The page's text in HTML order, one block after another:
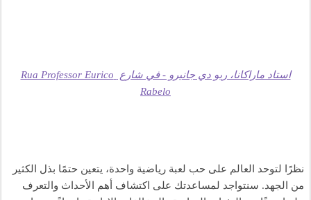
استاد ماراكانا، ريو دي جانيرو - في شارع Rua Professor Eurico
Rabelo